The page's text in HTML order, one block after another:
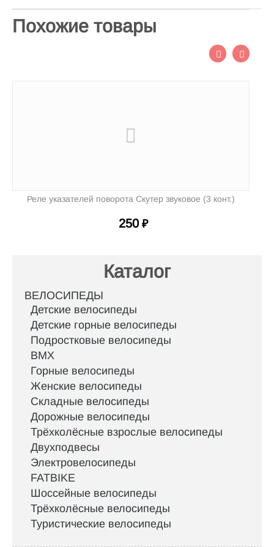
Похожие товары
Реле указателей поворота Скутер звуковое (3 конт.)
250 ₽
Каталог
ВЕЛОСИПЕДЫ
Детские велосипеды
Детские горные велосипеды
Подростковые велосипеды
BMX
Горные велосипеды
Женские велосипеды
Складные велосипеды
Дорожные велосипеды
Трёхколёсные взрослые велосипеды
Двухподвесы
Электровелосипеды
FATBIKE
Шоссейные велосипеды
Трёхколёсные велосипеды
Туристические велосипеды